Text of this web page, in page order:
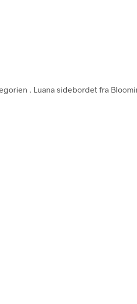
. Luana sidebordet fra